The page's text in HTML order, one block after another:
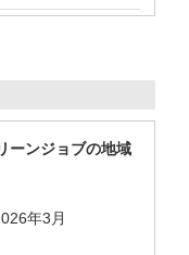
ーンジョブの地域
年3月